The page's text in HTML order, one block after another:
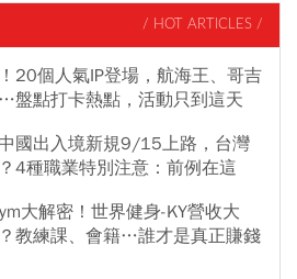
/ HOT ARTICLES /
20個人氣IP登場，航海王、哥吉
盤點打卡熱點，活動只到這天
國出入境新規9/15上路，台灣
4種職業特別注意：前例在這
大解密！世界健身-KY營收大
教練課、會籍…誰才是真正賺錢